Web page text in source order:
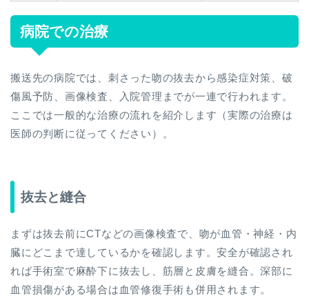
病院での治療
搬送先の病院では、刺さった吻の抜去から感染症対策、破
傷風予防、画像検査、入院管理までが一連で行われます。
ここでは一般的な治療の流れを紹介します（実際の治療は
医師の判断に従ってください）。
抜去と縫合
まずは抜去前にCTなどの画像検査で、吻が血管・神経・内
臓にどこまで達しているかを確認します。安全が確認され
れば手術室で麻酔下に抜去し、筋層と皮膚を縫合。深部に
血管損傷がある場合は血管修復手術も併用されます。